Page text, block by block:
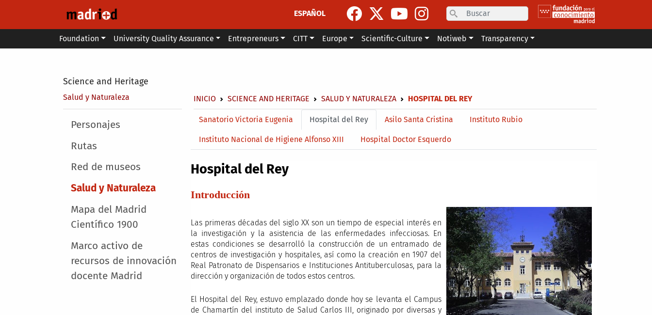
ESPAÑOL
Search
Main menu
Foundation University Quality Assurance Entrepreneurs CITT Europe Scientific-Culture Notiweb Transparency
Science and Heritage
Salud y Naturaleza Breadcrumb
INICIO SCIENCE AND HERITAGE SALUD Y NATURALEZA HOSPITAL DEL REY
Main menu
Personajes
Rutas
Red de museos
Salud y Naturaleza
Mapa del Madrid
Científico 1900
Marco activo de
recursos de innovación
docente Madrid
Main menu level 4
Sanatorio Victoria Eugenia Hospital del Rey Asilo Santa Cristina Instituto Rubio
Instituto Nacional de Higiene Alfonso XIII Hospital Doctor Esquerdo
Hospital del Rey
Introducción
Las primeras décadas del siglo XX son un tiempo de especial interés en
la investigación y la asistencia de las enfermedades infecciosas. En
estas condiciones se desarrolló la construcción de un entramado de
centros de investigación y hospitales, así como la creación en 1907 del
Real Patronato de Dispensarios e Instituciones Antituberculosas, para la
dirección y organización de todos estos centros.
El Hospital del Rey, estuvo emplazado donde hoy se levanta el Campus
de Chamartín del instituto de Salud Carlos III, originado por diversas y